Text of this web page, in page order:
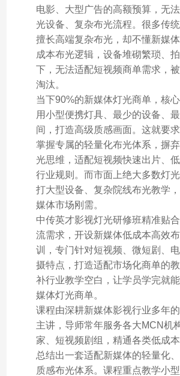
电影、大型广告的高额预算，无
光设备、复杂布光流程。很多传
擅长高端复杂布光，却不懂新媒
成本布光逻辑，设备堆砌繁琐、
下，无法适配短视频商单需求，
淘汰。
当下90%的新媒体灯光商单，核心
用小型便携灯具、最少的设备、
间，打造高级质感画面。这就要
掌握专属的轻量化布光体系，摒
光思维，适配短视频快速出片、
行业规则。而市面上绝大多数灯
打大型设备、复杂院线布光教学
媒体市场刚需。
中传英才影视灯光研修班精准贴
流需求，开设新媒体低成本高效
训，专门针对短视频、微短剧、
摄特点，打造适配市场化商单的
补行业教学空白，让学员学完就
媒体灯光商单。
课程由深耕新媒体影视行业多年
主讲，导师常年服务各大MCN机
家、短视频剧组，精通各类低成本
总结出一套适配新媒体的轻量化
质感布光体系。课程重点教学小